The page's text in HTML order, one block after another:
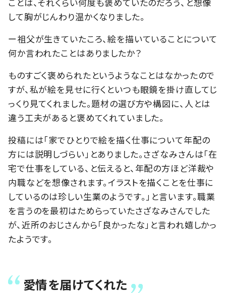
して胸がじんわり温かくなりました。
ー祖父が生きていたころ、絵を描いていることについて
何か言われたことはありましたか？
ものすごく褒められたというようなことはなかったので
すが、私が絵を見せに行くといつも眼鏡を掛け直してじ
っくり見てくれました。題材の選び方や構図に、人とは
違う工夫があると褒めてくれていました。
投稿には「家でひとりで絵を描く仕事について年配の
方には説明しづらい」とありました。さざなみさんは「在
宅で仕事をしている、と伝えると、年配の方ほど洋裁や
内職などを想像されます。イラストを描くことを仕事に
しているのは珍しい生業のようです。」と言います。職業
を言うのを最初はためらっていたさざなみさんでした
が、近所のおじさんから「良かったな」と言われ嬉しかっ
たようです。
愛情を届けてくれた